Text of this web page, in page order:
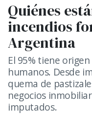
Quiénes
incendios
Argentina
El 95% tiene
humanos. Desde
quema de
negocios
imputados.